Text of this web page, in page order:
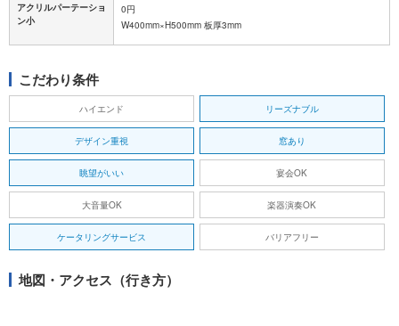
アクリルパーテーショ
ン小
0円
W400mm×H500mm 板厚3mm
こだわり条件
ハイエンド リーズナブル
デザイン重視 窓あり
眺望がいい 宴会OK
大音量OK 楽器演奏OK
ケータリングサービス バリアフリー
地図・アクセス（行き方）